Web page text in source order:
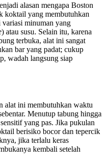
alasan mengapa Boston
koktail yang membutuhkan
variasi minuman yang
) atau susu. Selain itu, karena
terbuka, alat ini sangat
bar yang padat; cukup
wadah langsung siap
alat ini membutuhkan waktu
Menutup tabung hingga
yang pas. Jika pukulan
berisiko bocor dan tepercik
jika terlalu keras
kembali setelah